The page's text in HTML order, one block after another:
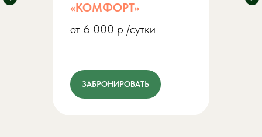
«КОМФОРТ»
от 6 000 р /сутки
ЗАБРОНИРОВАТЬ